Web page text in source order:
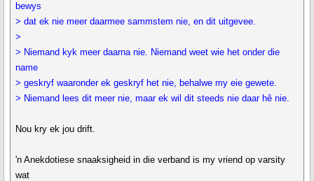
bewys
> dat ek nie meer daarmee sammstem nie, en dit uitgevee.
>
> Niemand kyk meer daarna nie. Niemand weet wie het onder die
name
> geskryf waaronder ek geskryf het nie, behalwe my eie gewete.
> Niemand lees dit meer nie, maar ek wil dit steeds nie daar hê nie.
Nou kry ek jou drift.
'n Anekdotiese snaaksigheid in die verband is my vriend op varsity
wat